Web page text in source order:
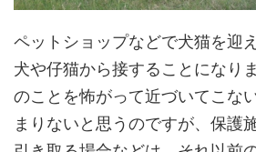
ペットショップなどで犬猫を迎
犬や仔猫から接することになり
のことを怖がって近づいてこな
まりないと思うのですが、保護